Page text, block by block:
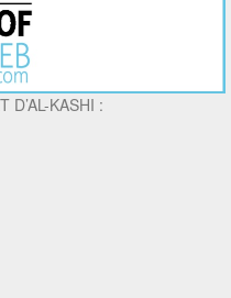
D’AL-KASHI :